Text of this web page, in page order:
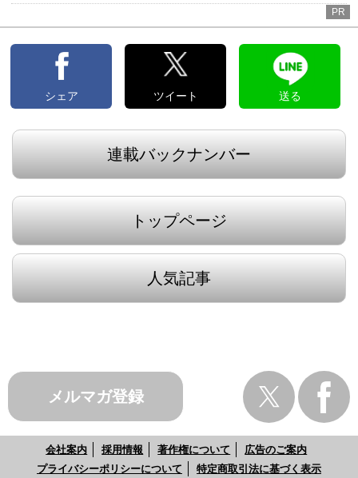
PR
シェア ツイート 送る
連載バックナンバー
トップページ
人気記事
メルマガ登録
会社案内 採用情報 著作権について
広告のご案内
プライバシーポリシーについて
特定商取引法に基づく表示